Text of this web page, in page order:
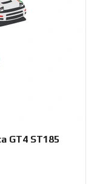
GT4 ST185